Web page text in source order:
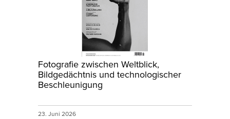
Fotografie zwischen Weltblick,
Bildgedächtnis und technologischer
Beschleunigung
23. Juni 2026